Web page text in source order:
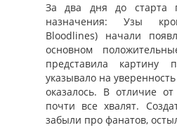
За два дня до старта
назначения: Узы
Bloodlines) начали
основном
представила картину
указывало на
оказалось. В отличие
почти все хвалят.
забыли про фанатов,